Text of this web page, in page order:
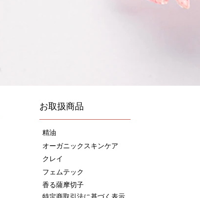
お取扱商品
精油
オーガニックスキンケア
​クレイ
フェムテック
香る薩摩切子